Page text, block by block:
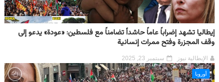
إيطاليا تشهد إضراباً عاماً حاشداً تضامناً مع فلسطين: «عودة» يدعو إلى
وقف المجزرة وفتح ممرات إنسانية
الإيطالية نيوز سبتمبر 23, 2025
أوروبا